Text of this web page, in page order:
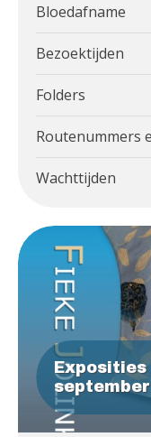
Bloedafname
Bezoektijden
Folders
Routenummers
Wachttijden
september